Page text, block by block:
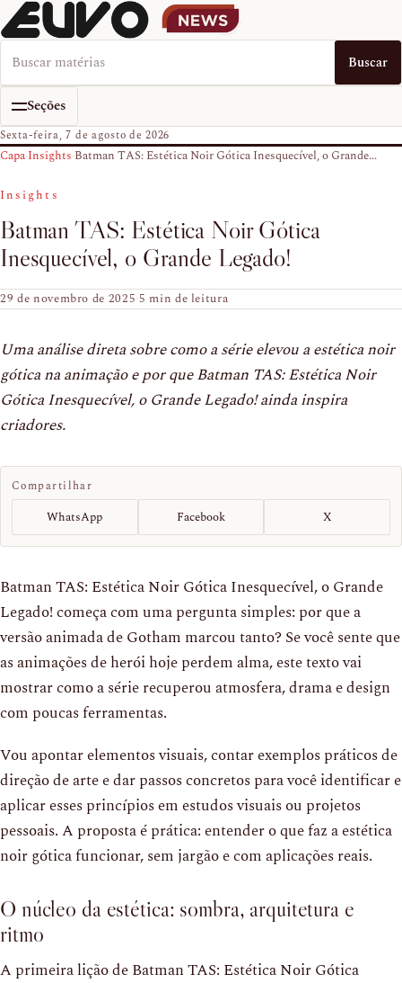
Buscar no EUVO News Buscar
Seções
Sexta-feira, 7 de agosto de 2026
Capa›Insights›Batman TAS: Estética Noir Gótica Inesquecível, o Grande...
Insights
Batman TAS: Estética Noir Gótica
Inesquecível, o Grande Legado!
29 de novembro de 2025·5 min de leitura
Uma análise direta sobre como a série elevou a estética noir
gótica na animação e por que Batman TAS: Estética Noir
Gótica Inesquecível, o Grande Legado! ainda inspira
criadores.
Compartilhar
WhatsApp Facebook X
Batman TAS: Estética Noir Gótica Inesquecível, o Grande
Legado! começa com uma pergunta simples: por que a
versão animada de Gotham marcou tanto? Se você sente que
as animações de herói hoje perdem alma, este texto vai
mostrar como a série recuperou atmosfera, drama e design
com poucas ferramentas.
Vou apontar elementos visuais, contar exemplos práticos de
direção de arte e dar passos concretos para você identificar e
aplicar esses princípios em estudos visuais ou projetos
pessoais. A proposta é prática: entender o que faz a estética
noir gótica funcionar, sem jargão e com aplicações reais.
O núcleo da estética: sombra, arquitetura e
ritmo
A primeira lição de Batman TAS: Estética Noir Gótica